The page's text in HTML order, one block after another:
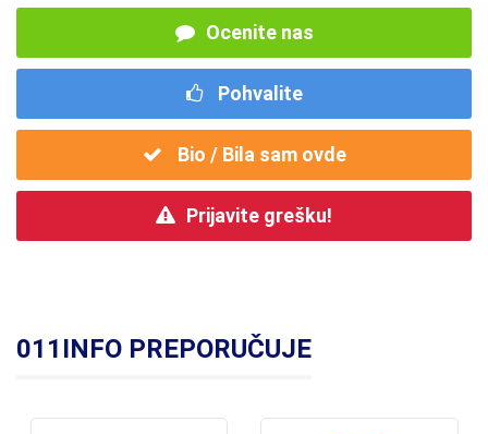
Ocenite nas
Pohvalite
Bio / Bila sam ovde
Prijavite grešku!
011INFO PREPORUČUJE